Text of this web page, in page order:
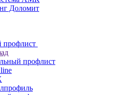
Доломит
профлист
профлист